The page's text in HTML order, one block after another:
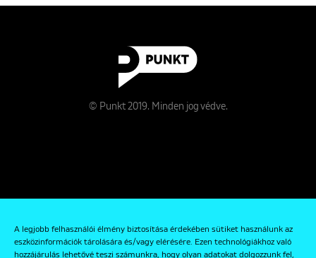
A legjobb felhasználói élmény biztosítása érdekében sütiket használunk az
eszközinformációk tárolására és/vagy elérésére. Ezen technológiákhoz való
hozzájárulás lehetővé teszi számunkra, hogy olyan adatokat dolgozzunk fel,
© Punkt 2019. Minden jog védve.
Kapcsolat